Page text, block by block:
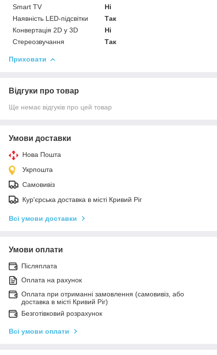
Smart TV
Ні
Наявність LED-підсвітки
Так
Конвертація 2D у 3D
Ні
Стереозвучання
Так
Приховати
Відгуки про товар
Ще немає відгуків про цей товар
Умови доставки
Нова Пошта
Укрпошта
Самовивіз
Кур'єрська доставка в місті Кривий Ріг
Всі умови доставки
Умови оплати
Післяплата
Оплата на рахунок
Оплата при отриманні замовлення (самовивіз, або
доставка в місті Кривий Ріг)
Безготівковий розрахунок
Всі умови оплати